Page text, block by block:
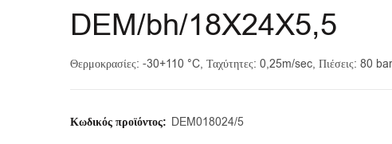
DEM/bh/18X24X5,5
Θερμοκρασίες: -30+110 °C, Ταχύτητες: 0,25m/sec, Πιέσεις: 80
Κωδικός προϊόντος: DEM018024/5